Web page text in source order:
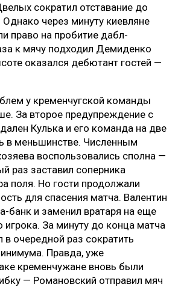
сократил отставание до
через минуту киевляне
право на пробитие дабл-
к мячу подходил Демиденко
оказался дебютант гостей —
у кременчугской команды
За второе предупреждение с
Кулька и его команда на две
в меньшинстве. Численным
воспользовались сполна —
раз заставил соперника
поля. Но гости продолжали
для спасения матча. Валентин
банк и заменил вратаря на еще
игрока. За минуту до конца матча
в очередной раз сократить
Правда, уже
кременчужане вновь были
— Романовский отправил мяч